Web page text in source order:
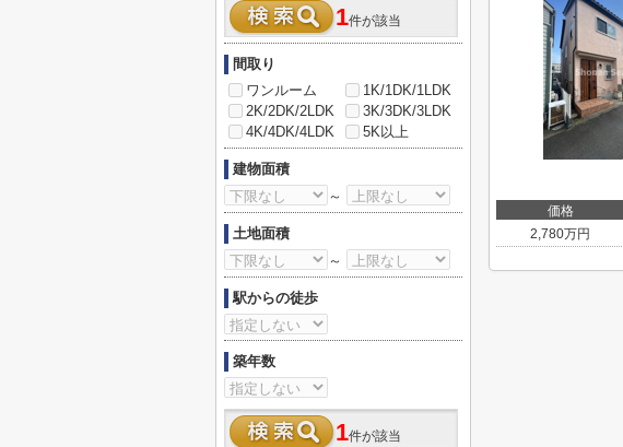
価格
2,780万円
1件が該当
間取り
ワンルーム
1K/1DK/1LDK
2K/2DK/2LDK
3K/3DK/3LDK
4K/4DK/4LDK
5K以上
建物面積
～
土地面積
～
駅からの徒歩
築年数
1件が該当